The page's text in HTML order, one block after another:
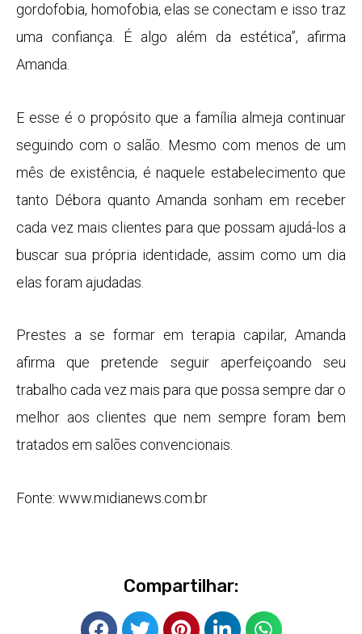
gordofobia, homofobia, elas se conectam e isso traz
uma confiança. É algo além da estética”, afirma
Amanda.
E esse é o propósito que a família almeja continuar
seguindo com o salão. Mesmo com menos de um
mês de existência, é naquele estabelecimento que
tanto Débora quanto Amanda sonham em receber
cada vez mais clientes para que possam ajudá-los a
buscar sua própria identidade, assim como um dia
elas foram ajudadas.
Prestes a se formar em terapia capilar, Amanda
afirma que pretende seguir aperfeiçoando seu
trabalho cada vez mais para que possa sempre dar o
melhor aos clientes que nem sempre foram bem
tratados em salões convencionais.
Fonte: www.midianews.com.br
Compartilhar: